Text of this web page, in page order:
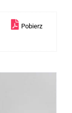
Pobierz